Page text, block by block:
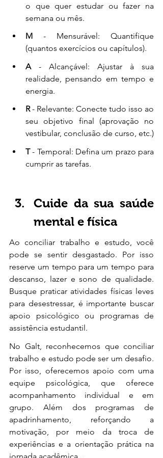
o que quer estudar ou fazer na
semana ou mês.
M - Mensurável: Quantifique
(quantos exercícios ou capítulos).
A - Alcançável: Ajustar à sua
realidade, pensando em tempo e
energia.
R - Relevante: Conecte tudo isso ao
seu objetivo final (aprovação no
vestibular, conclusão de curso, etc.)
T - Temporal: Defina um prazo para
cumprir as tarefas.
Cuide da sua saúde
mental e física
Ao conciliar trabalho e estudo, você
pode se sentir desgastado. Por isso
reserve um tempo para um tempo para
descanso, lazer e sono de qualidade.
Busque praticar atividades físicas leves
para desestressar, é importante buscar
apoio psicológico ou programas de
assistência estudantil.
No Galt, reconhecemos que conciliar
trabalho e estudo pode ser um desafio.
Por isso, oferecemos apoio com uma
equipe psicológica, que oferece
acompanhamento individual e em
grupo. Além dos programas de
apadrinhamento, reforçando a
motivação, por meio da troca de
experiências e a orientação prática na
jornada acadêmica. .